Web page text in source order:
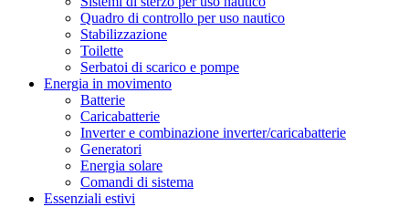
Quadro di controllo per uso nautico
Stabilizzazione
Toilette
Serbatoi di scarico e pompe
Energia in movimento
Batterie
Caricabatterie
Inverter e combinazione inverter/caricabatterie
Generatori
Energia solare
Comandi di sistema
Essenziali estivi